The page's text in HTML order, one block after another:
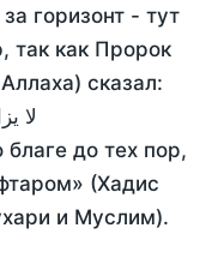
горизонт - тут
так как Пророк
сказал:
لا
до тех пор,
(Хадис
и Муслим).